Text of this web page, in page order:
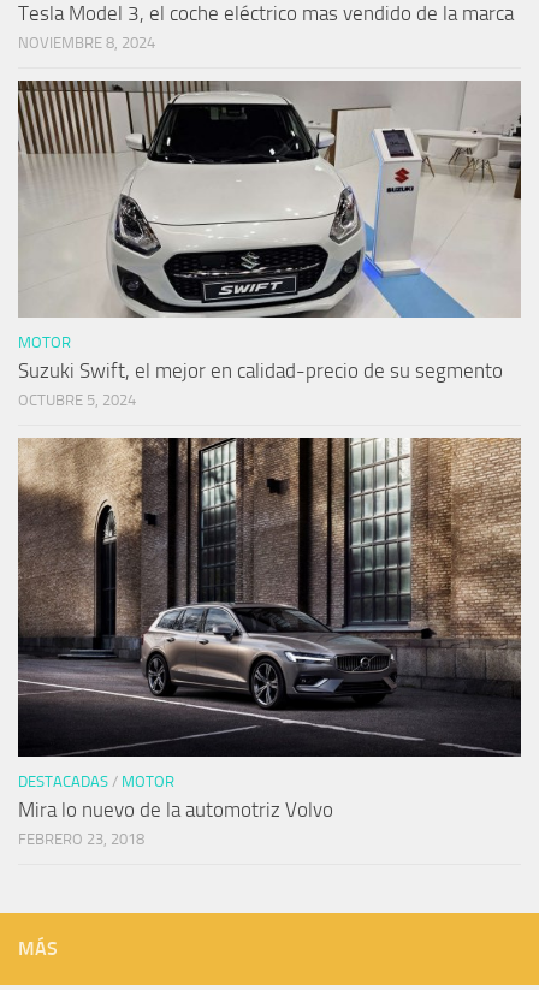
Tesla Model 3, el coche eléctrico mas vendido de la marca
NOVIEMBRE 8, 2024
MOTOR
Suzuki Swift, el mejor en calidad-precio de su segmento
OCTUBRE 5, 2024
DESTACADAS / MOTOR
Mira lo nuevo de la automotriz Volvo
FEBRERO 23, 2018
MÁS